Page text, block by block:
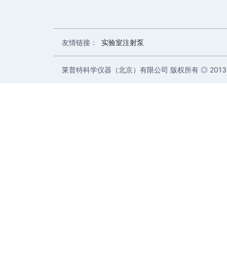
友情链接： 实验室注射泵
莱普特科学仪器（北京）有限公司 版权所有 ◎